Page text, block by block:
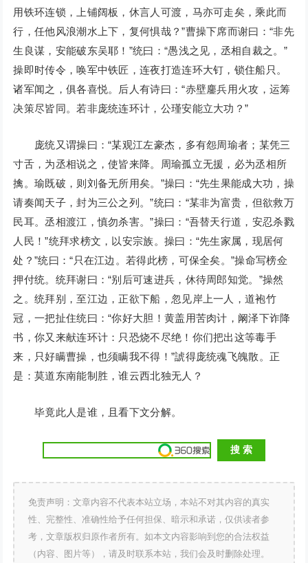
用铁环连锁，上铺阔板，休言人可渡，马亦可走矣，乘此而
行，任他风浪潮水上下，复何惧哉？”曹操下席而谢曰：“非先
生良谋，安能破东吴耶！”统曰：“愚浅之见，丞相自裁之。”
操即时传令，唤军中铁匠，连夜打造连环大钉，锁住船只。
诸军闻之，俱各喜悦。后人有诗曰：“赤壁鏖兵用火攻，运筹
决策尽皆同。若非庞统连环计，公瑾安能立大功？”
庞统又谓操曰：“某观江左豪杰，多有怨周瑜者；某凭三
寸舌，为丞相说之，使皆来降。周瑜孤立无援，必为丞相所
擒。瑜既破，则刘备无所用矣。”操曰：“先生果能成大功，操
请奏闻天子，封为三公之列。”统曰：“某非为富贵，但欲救万
民耳。丞相渡江，慎勿杀害。”操曰：“吾替天行道，安忍杀戮
人民！”统拜求榜文，以安宗族。操曰：“先生家属，现居何
处？”统曰：“只在江边。若得此榜，可保全矣。”操命写榜佥
押付统。统拜谢曰：“别后可速进兵，休待周郎知觉。”操然
之。统拜别，至江边，正欲下船，忽见岸上一人，道袍竹
冠，一把扯住统曰：“你好大胆！黄盖用苦肉计，阚泽下诈降
书，你又来献连环计：只恐烧不尽绝！你们把出这等毒手
来，只好瞒曹操，也须瞒我不得！”諕得庞统魂飞魄散。正
是：莫道东南能制胜，谁云西北独无人？
毕竟此人是谁，且看下文分解。
免责声明：文章内容不代表本站立场，本站不对其内容的真实
性、完整性、准确性给予任何担保、暗示和承诺，仅供读者参
考，文章版权归原作者所有。如本文内容影响到您的合法权益
（内容、图片等），请及时联系本站，我们会及时删除处理。